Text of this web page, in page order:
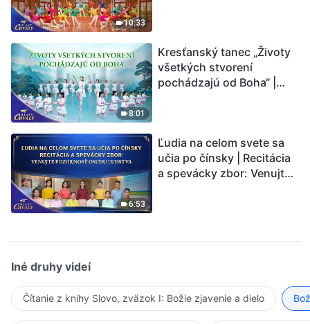
10:33
8:01
Kresťanský tanec „Životy
všetkých stvorení
pochádzajú od Boha“ |
6:53
Ľudia na celom svete sa
učia po čínsky | Recitácia
a spevácky zbor: Venujte
Iné druhy videí
Čítanie z knihy Slovo, zväzok I: Božie zjavenie a dielo